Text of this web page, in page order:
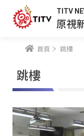
TITV
原視
首頁 跳樓
跳樓